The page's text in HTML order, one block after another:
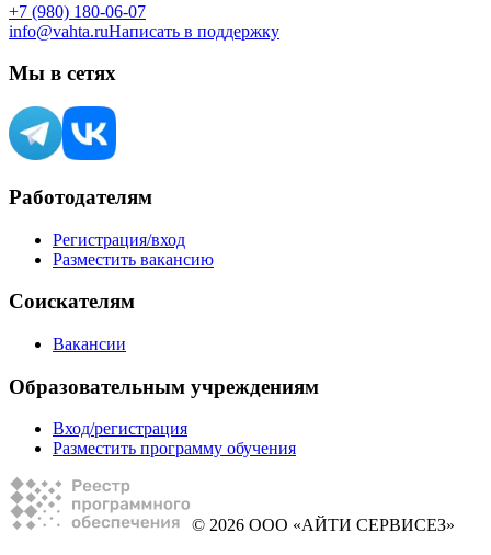
+7 (980) 180-06-07
info@vahta.ruНаписать в поддержку
Мы в сетях
Работодателям
Регистрация/вход
Разместить вакансию
Соискателям
Вакансии
Образовательным учреждениям
Вход/регистрация
Разместить программу обучения
© 2026 ООО «АЙТИ СЕРВИСЕЗ»